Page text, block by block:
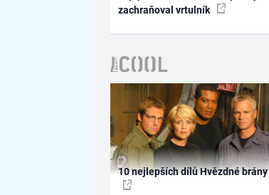
zachraňoval vrtulník
10 nejlepších dílů Hvězdné brány